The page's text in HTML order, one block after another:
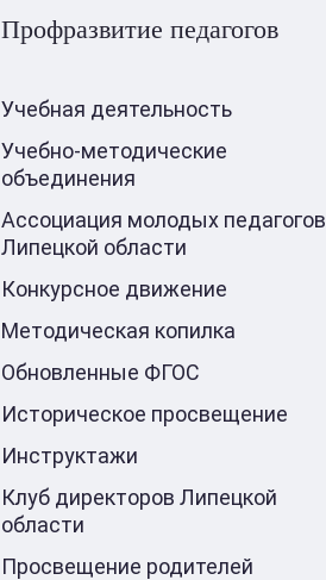
Профразвитие педагогов
Учебная деятельность
Учебно-методические
объединения
Ассоциация молодых педагогов
Липецкой области
Конкурсное движение
Методическая копилка
Обновленные ФГОС
Историческое просвещение
Инструктажи
Клуб директоров Липецкой
области
Просвещение родителей